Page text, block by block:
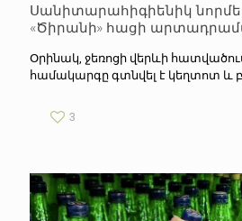
Սանիտարահիգիենիկ
«Ծիրանի» հացի
Օրինակ, ջեռոցի վերևի
համակարգը գտնվել է կեղտոտ և
3